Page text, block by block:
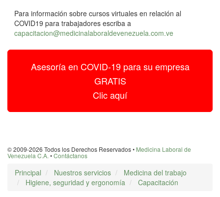
Para información sobre cursos virtuales en relación al
COVID19 para trabajadores escriba a
capacitacion@medicinalaboraldevenezuela.com.ve
Asesoría en COVID-19 para su empresa
GRATIS
Clic aquí
© 2009-2026 Todos los Derechos Reservados • Medicina Laboral de
Venezuela C.A. •Contáctanos
Principal Nuestros servicios
Medicina del trabajo
Higiene, seguridad y ergonomía
Capacitación